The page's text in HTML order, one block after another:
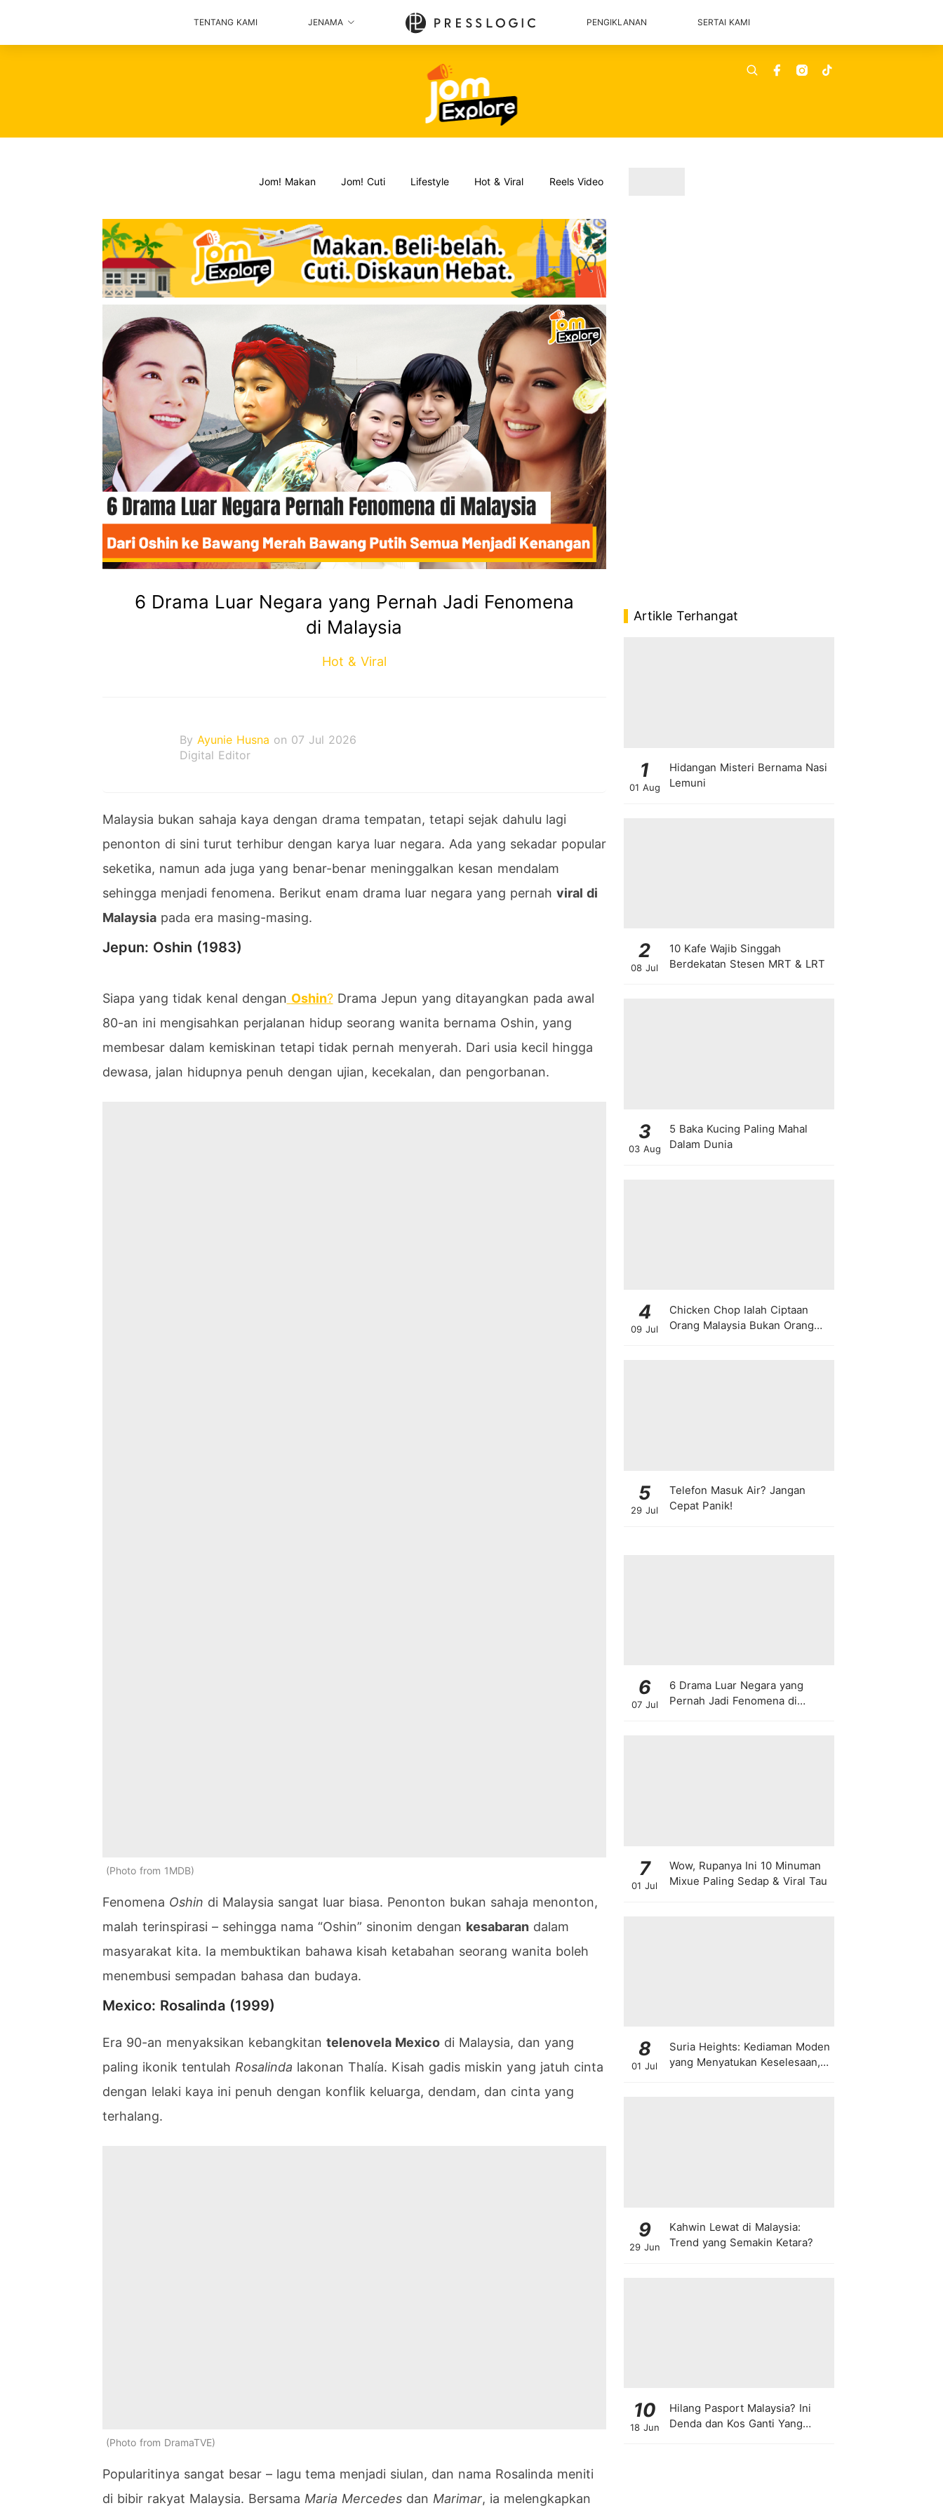
TENTANG KAMI JENAMA PENGIKLANAN SERTAI KAMI
Jom! Makan Jom! Cuti Lifestyle Hot & Viral Reels Video
6 Drama Luar Negara yang Pernah Jadi Fenomena
di Malaysia
Hot & Viral
By Ayunie Husna on 07 Jul 2026
Digital Editor
Malaysia bukan sahaja kaya dengan drama tempatan, tetapi sejak dahulu lagi
penonton di sini turut terhibur dengan karya luar negara. Ada yang sekadar popular
seketika, namun ada juga yang benar-benar meninggalkan kesan mendalam
sehingga menjadi fenomena. Berikut enam drama luar negara yang pernah viral di
Malaysiapada era masing-masing.
Jepun: Oshin (1983)
Siapa yang tidak kenal dengan Oshin?Drama Jepun yang ditayangkan pada awal
80-an ini mengisahkan perjalanan hidup seorang wanita bernama Oshin, yang
membesar dalam kemiskinan tetapi tidak pernah menyerah. Dari usia kecil hingga
dewasa, jalan hidupnya penuh dengan ujian, kecekalan, dan pengorbanan.
Photo from 1MDB
Fenomena Oshin di Malaysia sangat luar biasa. Penonton bukan sahaja menonton,
malah terinspirasi – sehingga nama “Oshin” sinonim dengan kesabaran dalam
masyarakat kita. Ia membuktikan bahawa kisah ketabahan seorang wanita boleh
menembusi sempadan bahasa dan budaya.
Mexico: Rosalinda (1999)
Era 90-an menyaksikan kebangkitan telenovela Mexicodi Malaysia, dan yang
paling ikonik tentulah Rosalinda lakonan Thalía. Kisah gadis miskin yang jatuh cinta
dengan lelaki kaya ini penuh dengan konflik keluarga, dendam, dan cinta yang
terhalang.
Photo from DramaTVE
Popularitinya sangat besar – lagu tema menjadi siulan, dan nama Rosalinda meniti
di bibir rakyat Malaysia. Bersama Maria Mercedesdan Marimar, ia melengkapkan
Artikle Terhangat
1
01 Aug
Hidangan Misteri Bernama Nasi
Lemuni
2
08 Jul
10 Kafe Wajib Singgah
Berdekatan Stesen MRT & LRT
3
03 Aug
5 Baka Kucing Paling Mahal
Dalam Dunia
4
09 Jul
Chicken Chop Ialah Ciptaan
Orang Malaysia Bukan Orang
5
29 Jul
Telefon Masuk Air? Jangan
Cepat Panik!
6
07 Jul
6 Drama Luar Negara yang
Pernah Jadi Fenomena di
7
01 Jul
Wow, Rupanya Ini 10 Minuman
Mixue Paling Sedap & Viral Tau
8
01 Jul
Suria Heights: Kediaman Moden
yang Menyatukan Keselesaan,
9
29 Jun
Kahwin Lewat di Malaysia:
Trend yang Semakin Ketara?
10
18 Jun
Hilang Pasport Malaysia? Ini
Denda dan Kos Ganti Yang